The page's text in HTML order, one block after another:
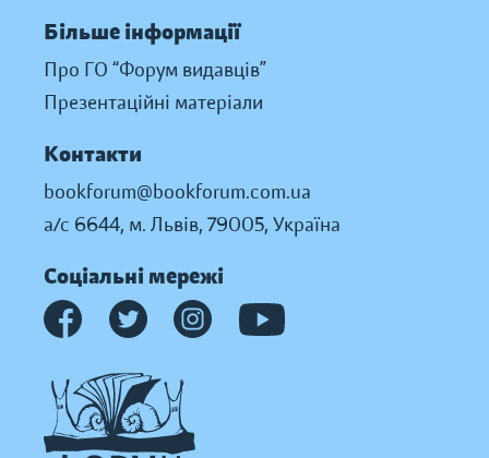
Більше інформації
Про ГО “Форум видавців”
Презентаційні матеріали
Контакти
bookforum@bookforum.com.ua
а/с 6644, м. Львів, 79005, Україна
Соціальні мережі